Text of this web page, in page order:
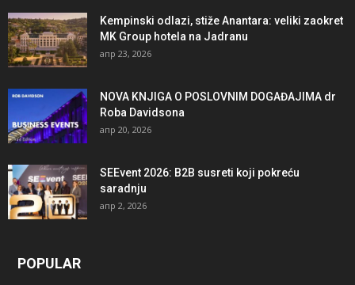
Kempinski odlazi, stiže Anantara: veliki zaokret
MK Group hotela na Jadranu
апр 23, 2026
NOVA KNJIGA O POSLOVNIM DOGAĐAJIMA dr
Roba Davidsona
апр 20, 2026
SEEvent 2026: B2B susreti koji pokreću
saradnju
апр 2, 2026
POPULAR